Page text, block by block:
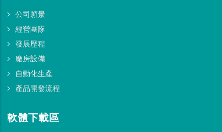
公司願景
經營團隊
發展歷程
廠房設備
自動化生產
產品開發流程
軟體下載區